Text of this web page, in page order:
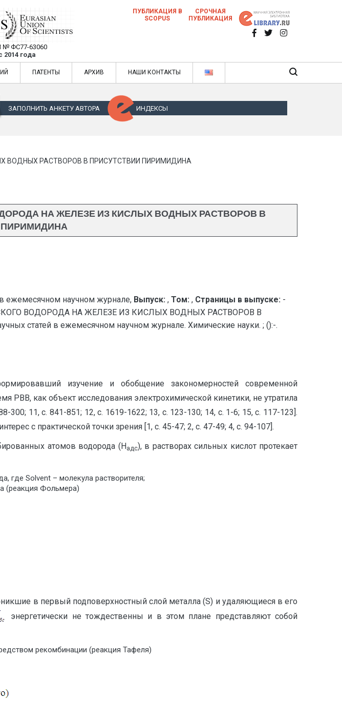
— публикация научных статей в ежемесячном научном
журнале
№ ФС77-63060
2014 года
научных статей в ежемесячном научном журнале
ПУБЛИКАЦИЯ В
SCOPUS
СРОЧНАЯ
ПУБЛИКАЦИЯ
ПАТЕНТЫ АРХИВ НАШИ КОНТАКТЫ
ЗАПОЛНИТЬ АНКЕТУ АВТОРА ИНДЕКСЫ
ВОДНЫХ РАСТВОРОВ В ПРИСУТСТВИИ ПИРИМИДИНА
НА ЖЕЛЕЗЕ ИЗ КИСЛЫХ ВОДНЫХ РАСТВОРОВ В
ежемесячном научном журнале, Выпуск: , Том: , Страницы в выпуске: -
ВОДОРОДА НА ЖЕЛЕЗЕ ИЗ КИСЛЫХ ВОДНЫХ РАСТВОРОВ В
статей в ежемесячном научном журнале. Химические науки. ; ():-.
изучение и обобщение закономерностей современной
РВВ, как объект исследования электрохимической кинетики, не утратила
11, с. 841-851; 12, с. 1619-1622; 13, с. 123-130; 14, с. 1-6; 15, с. 117-123].
с практической точки зрения [1, с. 45-47; 2, с. 47-49; 4, с. 94-107].
атомов водорода (Надс), в растворах сильных кислот протекает
где Solvent – молекула растворителя;
(реакция Фольмера)
в первый подповерхностный слой металла (S) и удаляющиеся в его
энергетически не тождественны и в этом плане представляют собой
рекомбинации (реакция Тафеля)